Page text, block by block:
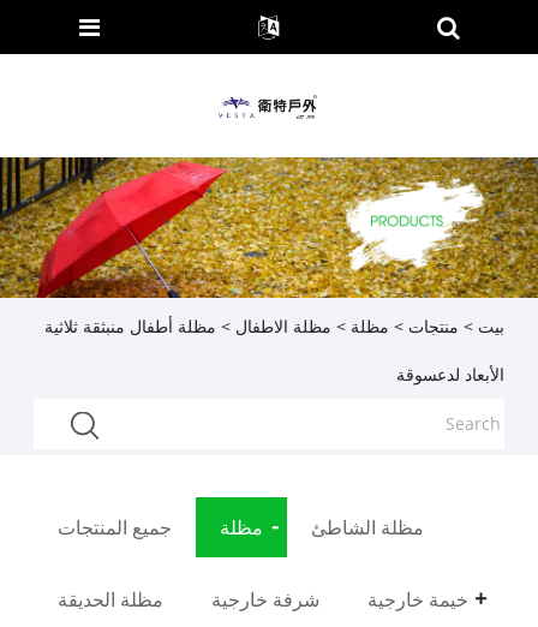
بيت > منتجات > مظلة > مظلة الاطفال > مظلة أطفال منبثقة ثلاثية
الأبعاد لدعسوقة
جميع المنتجات مظلة مظلة الشاطئ
مظلة الحديقة شرفة خارجية خيمة خارجية